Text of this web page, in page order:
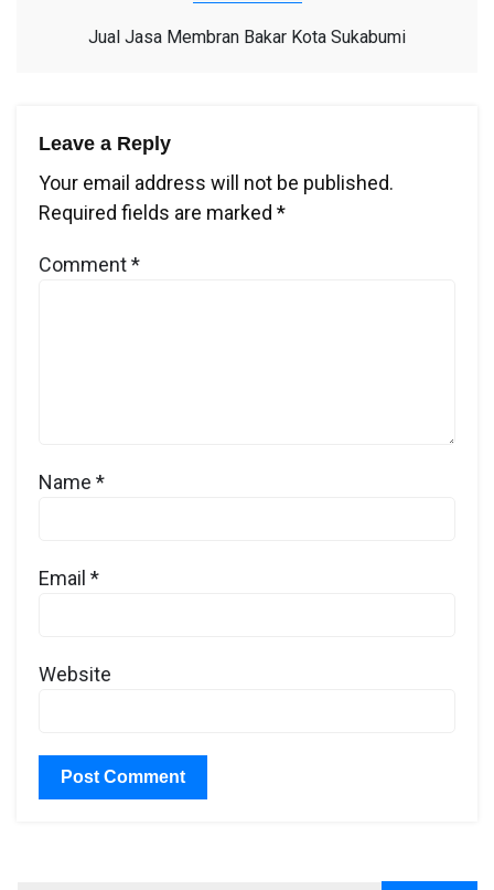
Jual Jasa Membran Bakar Kota Sukabumi
Leave a Reply
Your email address will not be published.
Required fields are marked *
Comment*
Name *
Email *
Website